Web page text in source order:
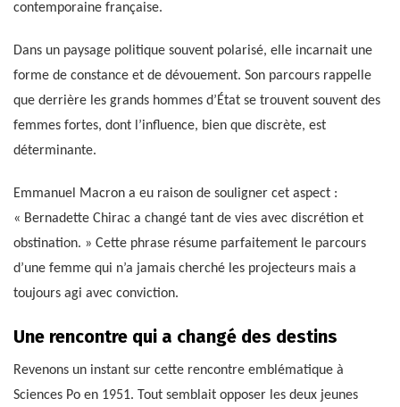
contemporaine française.
Dans un paysage politique souvent polarisé, elle incarnait une
forme de constance et de dévouement. Son parcours rappelle
que derrière les grands hommes d’État se trouvent souvent des
femmes fortes, dont l’influence, bien que discrète, est
déterminante.
Emmanuel Macron a eu raison de souligner cet aspect :
« Bernadette Chirac a changé tant de vies avec discrétion et
obstination. » Cette phrase résume parfaitement le parcours
d’une femme qui n’a jamais cherché les projecteurs mais a
toujours agi avec conviction.
Une rencontre qui a changé des destins
Revenons un instant sur cette rencontre emblématique à
Sciences Po en 1951. Tout semblait opposer les deux jeunes